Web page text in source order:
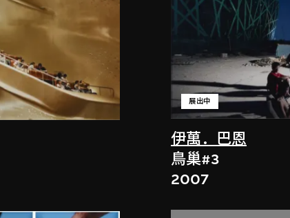
伊萬．巴恩
展出中
鳥巢#3
2007